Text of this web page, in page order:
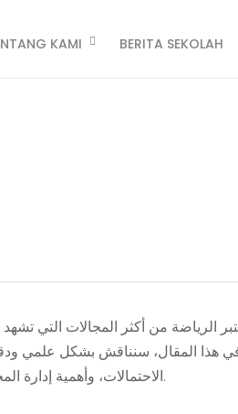
KAMI BERITA SEKOLAH
الرياضة من أكثر المجالات التي
الاحتمالات، وأهمية إدارة المخاطر، مستندين إلى مصادر موثوقة وأمثلة حية من نجوم الرياضة والمحللين العالميين.